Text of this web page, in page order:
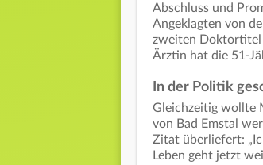
Abschluss und
Angeklagten von
zweiten Doktortitel
Ärztin hat die 51-
In der Politik
Gleichzeitig wollte
von Bad Emstal
Zitat überliefert:
Leben geht jetzt